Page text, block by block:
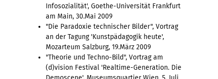
Infosozialität', Goethe-Universität Frankfurt
am Main, 30.Mai 2009
"Die Paradoxie technischer Bilder", Vortrag
an der Tagung 'Kunstpädagogik heute',
Mozarteum Salzburg, 19.März 2009
"Theorie und Techno-Bild", Vortrag am
(d)vision Festival 'Realtime-Generation. Die